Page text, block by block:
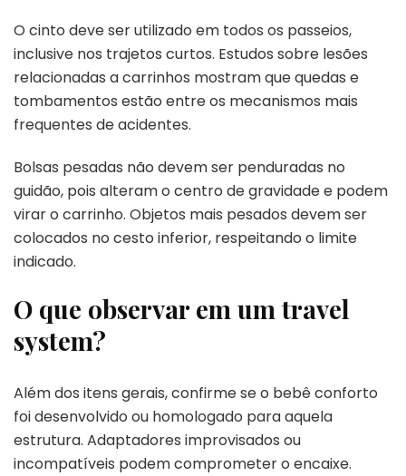
O cinto deve ser utilizado em todos os passeios,
inclusive nos trajetos curtos. Estudos sobre lesões
relacionadas a carrinhos mostram que quedas e
tombamentos estão entre os mecanismos mais
frequentes de acidentes.
Bolsas pesadas não devem ser penduradas no
guidão, pois alteram o centro de gravidade e podem
virar o carrinho. Objetos mais pesados devem ser
colocados no cesto inferior, respeitando o limite
indicado.
O que observar em um travel
system?
Além dos itens gerais, confirme se o bebê conforto
foi desenvolvido ou homologado para aquela
estrutura. Adaptadores improvisados ou
incompatíveis podem comprometer o encaixe.